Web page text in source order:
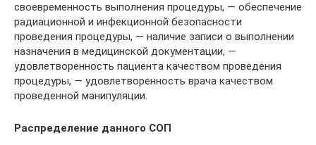
своевременность выполнения процедуры, — обеспечение
радиационной и инфекционной безопасности
проведения процедуры, — наличие записи о выполнении
назначения в медицинской документации, —
удовлетворенность пациента качеством проведения
процедуры, — удовлетворенность врача качеством
проведенной манипуляции.
Распределение данного СОП